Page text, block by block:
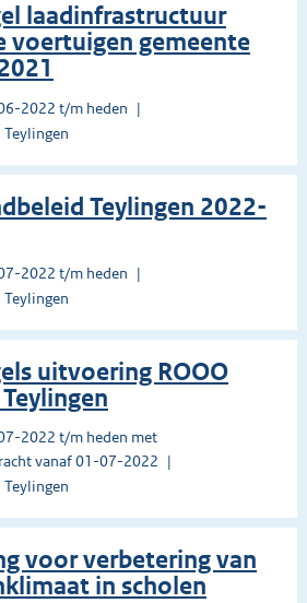
laadinfrastructuur
voertuigen gemeente
2022 t/m heden
Teylingen 2022-
2022 t/m heden
uitvoering ROOO
2022 t/m heden met
vanaf 01-07-2022
voor verbetering van
in scholen